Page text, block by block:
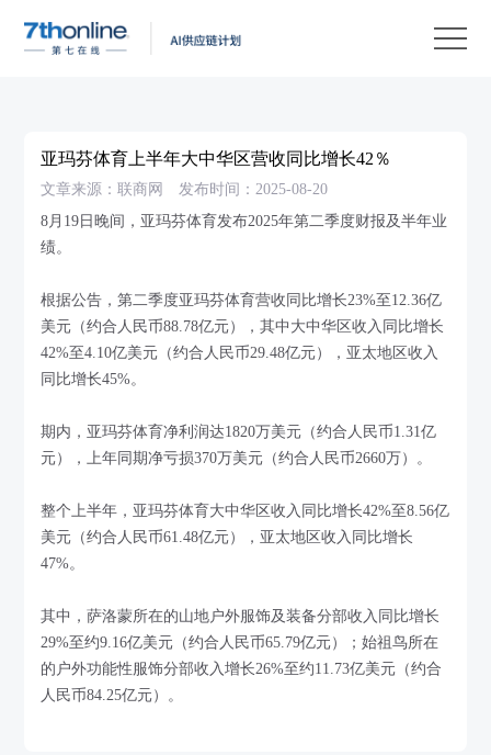
亚玛芬体育上半年大中华区营收同比增长42％
文章来源：联商网
发布时间：2025-08-20
8月19日晚间，亚玛芬体育发布2025年第二季度财报及半年业
绩。
根据公告，第二季度亚玛芬体育营收同比增长23%至12.36亿
美元（约合人民币88.78亿元），其中大中华区收入同比增长
42%至4.10亿美元（约合人民币29.48亿元），亚太地区收入
同比增长45%。
期内，亚玛芬体育净利润达1820万美元（约合人民币1.31亿
元），上年同期净亏损370万美元（约合人民币2660万）。
整个上半年，亚玛芬体育大中华区收入同比增长42%至8.56亿
美元（约合人民币61.48亿元），亚太地区收入同比增长
47%。
其中，萨洛蒙所在的山地户外服饰及装备分部收入同比增长
29%至约9.16亿美元（约合人民币65.79亿元）；始祖鸟所在
的户外功能性服饰分部收入增长26%至约11.73亿美元（约合
人民币84.25亿元）。